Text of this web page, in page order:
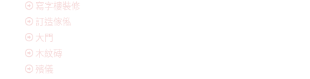
寫字樓裝修
訂造傢俬
大門
木紋磚
殯儀